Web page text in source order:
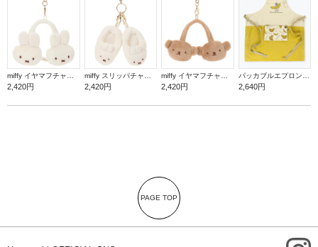
2,420円 2,420円 2,420円 2,640円
PAGE TOP